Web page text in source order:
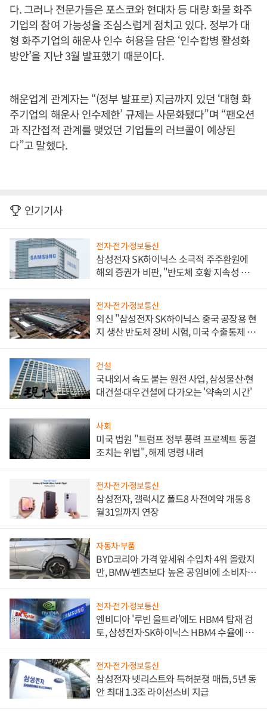
다. 그러나 전문가들은 포스코와 현대차 등 대량 화물 화주
기업의 참여 가능성을 조심스럽게 점치고 있다. 정부가 대
형 화주기업의 해운사 인수 허용을 담은 ‘인수합병 활성화
방안’을 지난 3월 발표했기 때문이다.
해운업계 관계자는 “(정부 발표로) 지금까지 있던 ‘대형 화
주기업의 해운사 인수제한’ 규제는 사문화됐다”며 “팬오션
과 직간접적 관계를 맺었던 기업들의 러브콜이 예상된
다”고 말했다.
인기기사
전자·전기·정보통신
삼성전자 SK하이닉스 소극적 주주환원에
해외 증권가 비판, "반도체 호황 지속성 의
전자·전기·정보통신
외신 "삼성전자 SK하이닉스 중국 공장용 현
지 생산 반도체 장비 시험, 미국 수출통제 대
건설
국내외서 속도 붙는 원전 사업, 삼성물산·현
대건설·대우건설에 다가오는 '약속의 시간'
사회
미국 법원 "트럼프 정부 풍력 프로젝트 동결
조치는 위법", 해제 명령 내려
전자·전기·정보통신
삼성전자, 갤럭시Z 폴드8 사전예약 개통 8
월31일까지 연장
자동차·부품
BYD코리아 가격 앞세워 수입차 4위 올랐지
만, BMW·벤츠보다 높은 공임비에 소비자
전자·전기·정보통신
엔비디아 '루빈 울트라'에도 HBM4 탑재 검
토, 삼성전자·SK하이닉스 HBM4 수율에 주
전자·전기·정보통신
삼성전자 넷리스트와 특허분쟁 매듭, 5년 동
안 최대 1.3조 라이선스비 지급